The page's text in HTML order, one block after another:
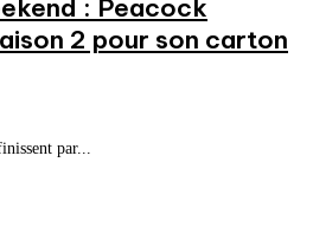
: Peacock
2 pour son carton
par...